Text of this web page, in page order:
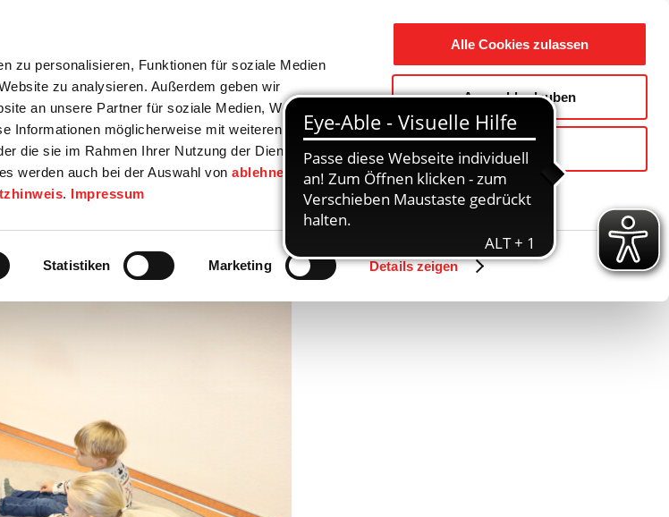
zu personalisieren, Funktionen für soziale Medien
zu analysieren. Außerdem geben wir
an unsere Partner für soziale Medien, Werbung
Informationen möglicherweise mit weiteren Daten
die sie im Rahmen Ihrer Nutzung der Dienste
werden auch bei der Auswahl vonablehnen
gesetzt.
. Impressum
Statistiken Marketing Details zeigen
Alle Cookies zulassen
Auswahl erlauben
Ablehnen
Bildung / Soziales Touristik / Freizeit Gemeinde / Geschichte
Zurück